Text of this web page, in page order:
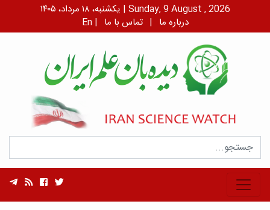
یکشنبه، ۱۸ مرداد، ۱۴۰۵ | Sunday, 9 August , 2026
En | درباره ما | تماس با ما